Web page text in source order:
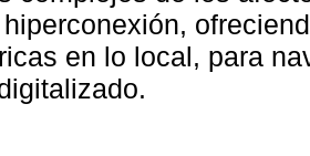
en lo local, para